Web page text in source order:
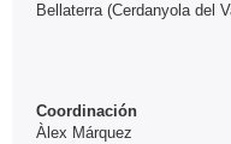
Bellaterra (Cerdanyola del
Coordinación
Àlex Márquez